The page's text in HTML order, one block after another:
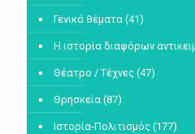
Γενικά θέματα (41)
Η ιστορία διαφόρων
Θέατρο / Τέχνες (47)
Θρησκεία (87)
Ιστορία-Πολιτισμός (177)